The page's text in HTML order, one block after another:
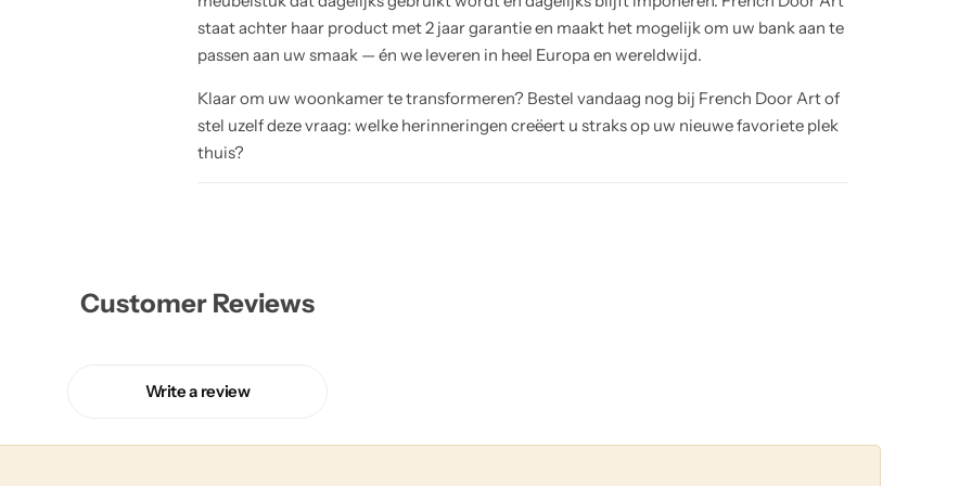
staat achter haar product met 2 jaar garantie en maakt het mogelijk om uw bank aan te
passen aan uw smaak — én we leveren in heel Europa en wereldwijd.
Klaar om uw woonkamer te transformeren? Bestel vandaag nog bij French Door Art of
stel uzelf deze vraag: welke herinneringen creëert u straks op uw nieuwe favoriete plek
thuis?
Customer Reviews
Write a review